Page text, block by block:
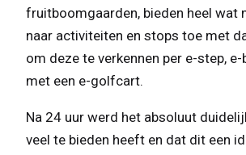
fruitboomgaarden, bieden heel wat
naar activiteiten en stops toe met
om deze te verkennen per e-step,
met een e-golfcart.
Na 24 uur werd het absoluut
veel te bieden heeft en dat dit een